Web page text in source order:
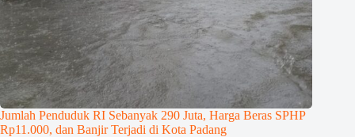
Jumlah Penduduk RI Sebanyak 290 Juta, Harga Beras SPHP
Rp11.000, dan Banjir Terjadi di Kota Padang